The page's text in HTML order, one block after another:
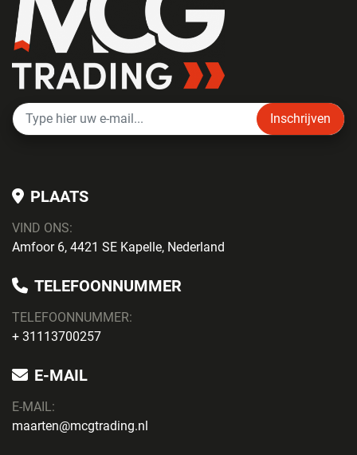
Inschrijven
PLAATS
VIND ONS:
Amfoor 6, 4421 SE Kapelle, Nederland
TELEFOONNUMMER
TELEFOONNUMMER:
+ 31113700257
E-MAIL
E-MAIL:
maarten@mcgtrading.nl